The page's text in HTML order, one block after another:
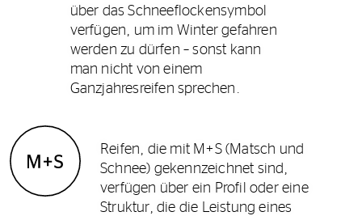
über das Schneeflockensymbol
verfügen, um im Winter gefahren
werden zu dürfen – sonst kann
man nicht von einem
Ganzjahresreifen sprechen.
Reifen, die mit M+S (Matsch und
Schnee) gekennzeichnet sind,
verfügen über ein Profil oder eine
Struktur, die die Leistung eines